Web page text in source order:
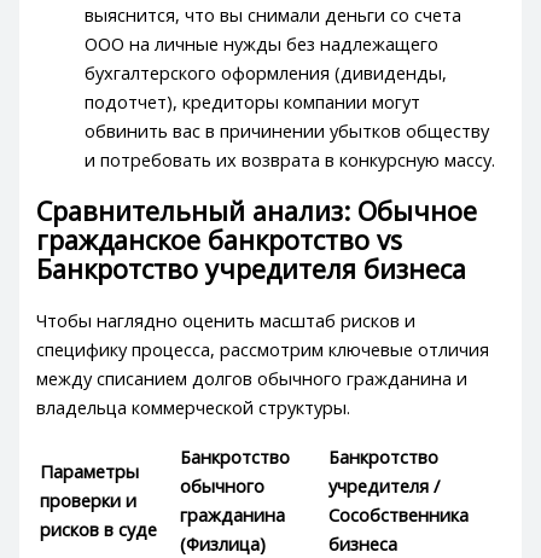
выяснится, что вы снимали деньги со счета
ООО на личные нужды без надлежащего
бухгалтерского оформления (дивиденды,
подотчет), кредиторы компании могут
обвинить вас в причинении убытков обществу
и потребовать их возврата в конкурсную массу.
Сравнительный анализ: Обычное
гражданское банкротство vs
Банкротство учредителя бизнеса
Чтобы наглядно оценить масштаб рисков и
специфику процесса, рассмотрим ключевые отличия
между списанием долгов обычного гражданина и
владельца коммерческой структуры.
Параметры
проверки и
рисков в суде
Банкротство
обычного
гражданина
(Физлица)
Банкротство
учредителя /
Сособственника
бизнеса